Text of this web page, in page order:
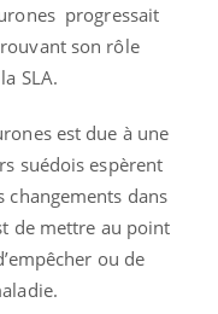
progressait
son rôle
SLA.
est due à une
suédois espèrent
changements dans
de mettre au point
ou de